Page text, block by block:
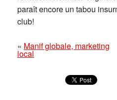
paraît encore un tabou
club!
« Manif globale, marketing
local